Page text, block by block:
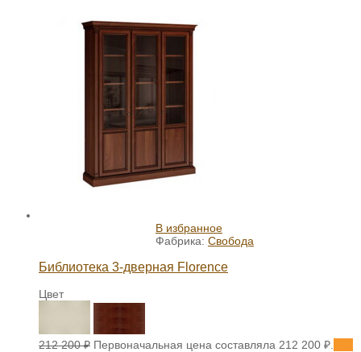
В избранное
Фабрика: Свобода
Библиотека 3-дверная Florence
Цвет
212 200₽ Первоначальная цена составляла 212 200 ₽.